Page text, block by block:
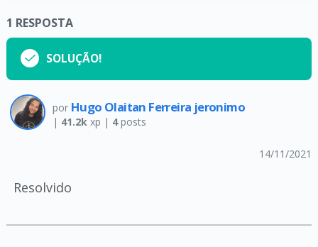
1 RESPOSTA
SOLUÇÃO!
por Hugo Olaitan Ferreira jeronimo
| 41.2kxp | 4posts
14/11/2021
Resolvido